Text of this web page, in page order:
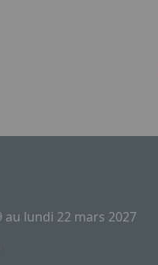
lundi 22 mars 2027